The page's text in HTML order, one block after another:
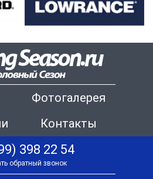
Фотогалерея
Контакты
398 22 54
обратный звонок